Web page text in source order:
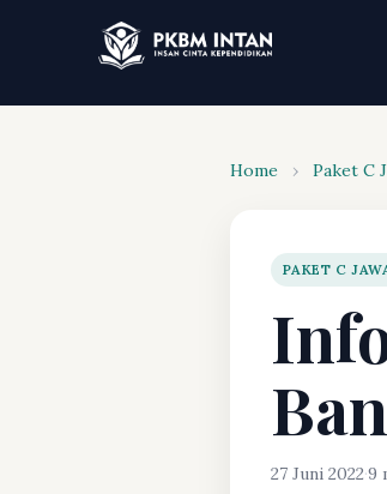
Home › Paket C
PAKET C
27 Juni 2022·9